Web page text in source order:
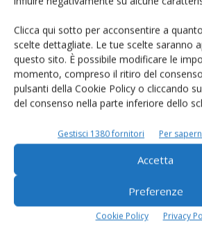
Clicca qui sotto per acconsentire a
scelte dettagliate. Le tue scelte saranno
questo sito. È possibile modificare le
momento, compreso il ritiro del
pulsanti della Cookie Policy o cliccando
del consenso nella parte inferiore dello
Gestisci 1380 fornitori Per
Accetta
Preferenze
Cookie Policy Privacy
- L’Allevatore dell’anno 2016: il
- L’Allevatore dell’anno 2017: Sara ed
piacentine.
- L’Allevatore dell’anno 2018: il
- L’Allevatore dell’anno 2019: i tre
noldi, Laura Cenni, Pietro Pizzagalli.
Fausto Gandolfi.
rozzi, Federico Merlo, Sergio Visini.
- L’Allevatore dell’anno 2022: la
mantovano.